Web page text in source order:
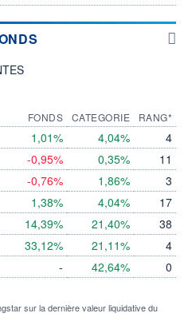
FONDS
1,01%
-0,95%
-0,76%
1,38%
14,39%
33,12%
-
CATEGORIE
4,04%
0,35%
1,86%
4,04%
21,40%
21,11%
42,64%
RANG*
4
11
3
17
38
4
0
sur la dernière valeur liquidative du